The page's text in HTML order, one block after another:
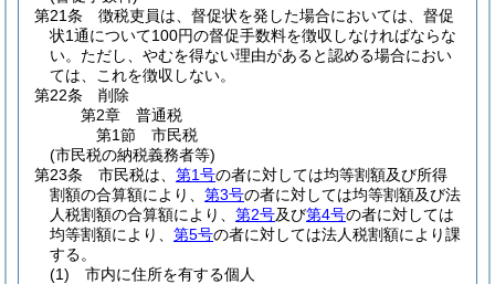
第21条
徴税吏員は、督促状を発した場合においては、督促
状1通について100円の督促手数料を徴収しなければならな
い。 ただし、やむを得ない理由があると認める場合におい
ては、これを徴収しない。
第22条
削除
第2章
普通税
第1節
市民税
(市民税の納税義務者等)
第23条
市民税は、 第1号の者に対しては均等割額及び所得
割額の合算額により、 第3号の者に対しては均等割額及び法
人税割額の合算額により、 第2号及び第4号の者に対しては
均等割額により、 第5号の者に対しては法人税割額により課
する。
(1)
市内に住所を有する個人